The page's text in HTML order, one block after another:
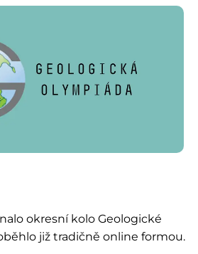
okresní kolo Geologické
již tradičně online formou.